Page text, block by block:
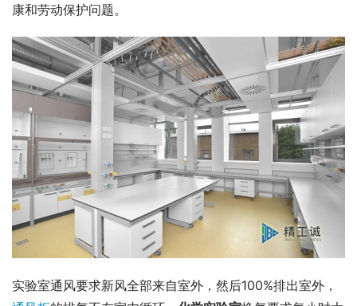
康和劳动保护问题。
实验室通风要求新风全部来自室外，然后100%排出室外，